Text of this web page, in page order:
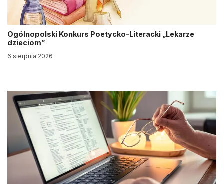
Ogólnopolski Konkurs Poetycko-Literacki „Lekarze
dzieciom”
6 sierpnia 2026